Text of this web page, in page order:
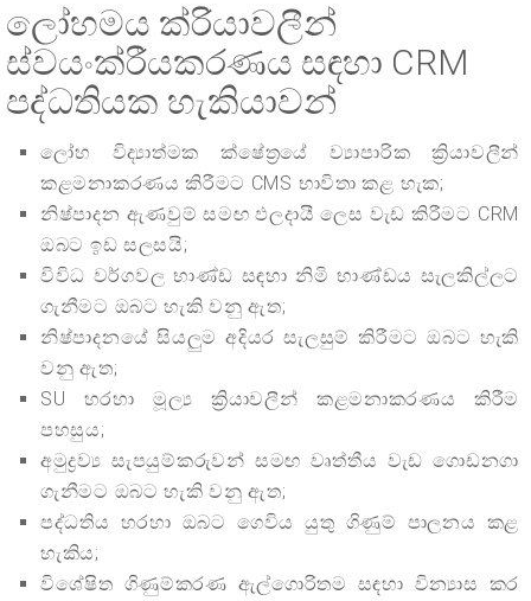
ලෝහමය ක්රියාවලීන්
ස්වයංක්රීයකරණය සඳහා CRM
පද්ධතියක හැකියාවන්
ලෝහ විද්‍යාත්මක ක්ෂේත්‍රයේ ව්‍යාපාරික ක්‍රියාවලීන්
කළමනාකරණය කිරීමට CMS භාවිතා කළ හැක;
නිෂ්පාදන ඇණවුම් සමඟ ඵලදායී ලෙස වැඩ කිරීමට CRM
ඔබට ඉඩ සලසයි;
විවිධ වර්ගවල භාණ්ඩ සඳහා නිමි භාණ්ඩය සැලකිල්ලට
ගැනීමට ඔබට හැකි වනු ඇත;
නිෂ්පාදනයේ සියලුම අදියර සැලසුම් කිරීමට ඔබට හැකි
වනු ඇත;
SU හරහා මූල්‍ය ක්‍රියාවලීන් කළමනාකරණය කිරීම
පහසුය;
අමුද්‍රව්‍ය සැපයුම්කරුවන් සමඟ වෘත්තීය වැඩ ගොඩනගා
ගැනීමට ඔබට හැකි වනු ඇත;
පද්ධතිය හරහා ඔබට ගෙවිය යුතු ගිණුම් පාලනය කළ
හැකිය;
විශේෂිත ගිණුම්කරණ ඇල්ගොරිතම සඳහා වින්‍යාස කර